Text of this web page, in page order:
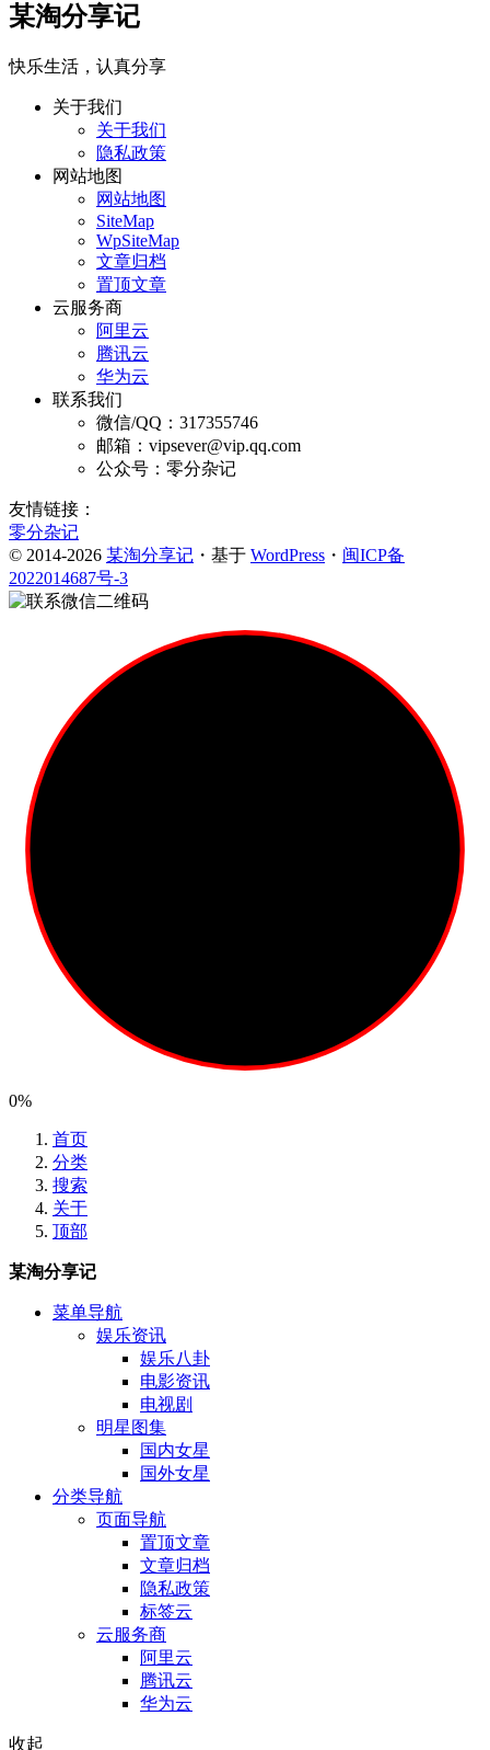
某淘分享记
快乐生活，认真分享
关于我们
关于我们
隐私政策
网站地图
网站地图
SiteMap
WpSiteMap
文章归档
置顶文章
云服务商
阿里云
腾讯云
华为云
联系我们
微信/QQ：317355746
邮箱：vipsever@vip.qq.com
公众号：零分杂记
友情链接：
零分杂记
© 2014-2026 某淘分享记 ・基于 WordPress ・ 闽ICP备
2022014687号-3
0%
首页
分类
搜索
关于
顶部
某淘分享记
菜单导航
娱乐资讯
娱乐八卦
电影资讯
电视剧
明星图集
国内女星
国外女星
分类导航
页面导航
置顶文章
文章归档
隐私政策
标签云
云服务商
阿里云
腾讯云
华为云
收起